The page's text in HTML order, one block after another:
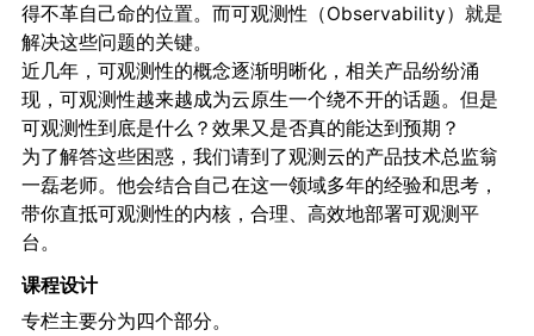
得不革自己命的位置。而可观测性（Observability） 就是
解决这些问题的关键。
近几年，可观测性的概念逐渐明晰化，相关产品纷纷涌
现，可观测性越来越成为云原生一个绕不开的话题。但是
可观测性到底是什么？效果又是否真的能达到预期？
为了解答这些困惑，我们请到了观测云的产品技术总监翁
一磊老师。他会结合自己在这一领域多年的经验和思考，
带你直抵可观测性的内核，合理、高效地部署可观测平
台。
课程设计
专栏主要分为四个部分。